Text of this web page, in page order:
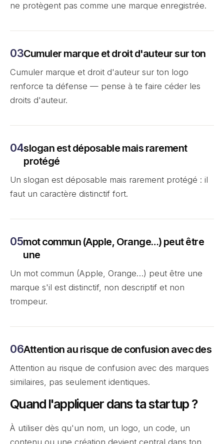
ne protègent pas comme une marque enregistrée.
Cumuler marque et droit d'auteur sur ton
Cumuler marque et droit d'auteur sur ton logo
renforce ta défense — pense à te faire céder les
droits d'auteur.
slogan est déposable mais rarement
protégé
Un slogan est déposable mais rarement protégé : il
faut un caractère distinctif fort.
mot commun (Apple, Orange…) peut être
une
Un mot commun (Apple, Orange…) peut être une
marque s'il est distinctif, non descriptif et non
trompeur.
Attention au risque de confusion avec des
Attention au risque de confusion avec des marques
similaires, pas seulement identiques.
Quand l'appliquer dans ta startup ?
À utiliser dès qu'un nom, un logo, un code, un
contenu ou une création devient central dans ton